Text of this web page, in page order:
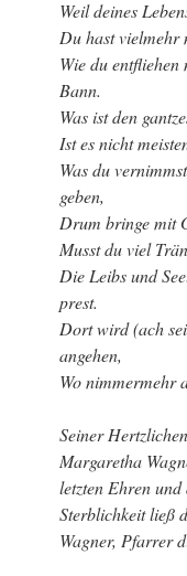
Weil deines
Du hast vielmehr
Wie du entfliehen
Bann.
Was ist den
Ist es nicht
Was du
geben,
Drum bringe mit
Musst du viel
Die Leibs und
prest.
Dort wird (ach
angehen,
Wo nimmermehr
Seiner
Margaretha
letzten Ehren
Sterblichkeit ließ
Wagner, Pfarrer